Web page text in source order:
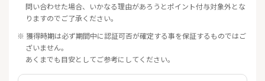
問い合わせた場合、いかなる理由があろうとポイント付与対象外とな
りますのでご了承ください。
※ 獲得時期は必ず期間中に認証可否が確定する事を保証するものではご
ざいません。
あくまでも目安としてご参考にしてください。